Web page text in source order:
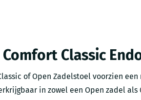
Comfort Classic
of Open Zadelstoel voorzien
in zowel een Open zadel als